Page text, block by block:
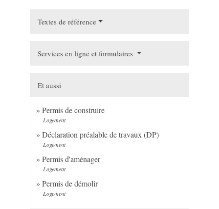
Textes de référence
Services en ligne et formulaires
Et aussi
Permis de construire
Logement
Déclaration préalable de travaux (DP)
Logement
Permis d'aménager
Logement
Permis de démolir
Logement